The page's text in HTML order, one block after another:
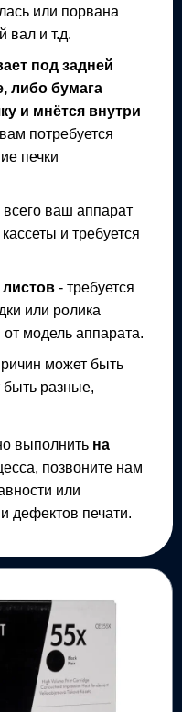
или порвана
вал и т.д.
под задней
либо бумага
и мнётся внутри
потребуется
печки
всего ваш аппарат
и требуется
листов - требуется
или ролика
модель аппарата.
может быть
быть разные,
выполнить на
позвоните нам
или
дефектов печати.